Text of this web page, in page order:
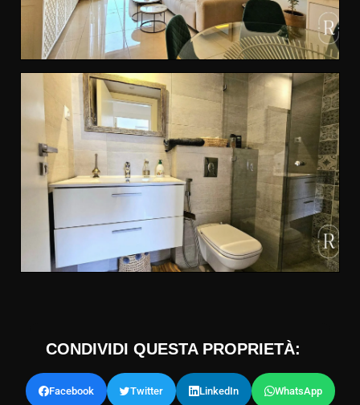
CONDIVIDI QUESTA PROPRIETÀ:
Facebook Twitter LinkedIn WhatsApp